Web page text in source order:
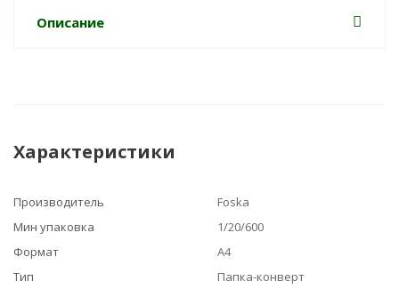
Описание
Характеристики
Производитель
Foska
Мин упаковка
1/20/600
Формат
А4
Тип
Папка-конверт